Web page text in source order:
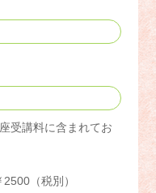
受講料に含まれてお
（税別）